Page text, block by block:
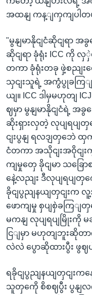
အထနျ ကန့ျကှကျပါတ
"မွနျမာနိုငျငံဆိုငျရာ
ဆိုငျရာ ခုံရုံး ICC ကို လှှဲ
တကာ ခုံရုံးတခု ဖှဲ့စညျး
သှငျးသူရဲ့ အကွံပွုခကြျ
ယျ။ ICC ဒါမှမဟုတျ
ဈမှာ မွနျမာနိုငျငံရဲ့ အ
ဆိုးရှားလှတဲ့ လုပျရပျတှ
ငျးပွနျ ရလဒျတှဘေဲ ထှက
ငံတကာ အသိုငျးအဝိုငျးကွ
ကျမှုတှေ ခိုငျမာ သခြေ
နေဲ့လညျး ဒီလုပျရပျတှ
ခိုငျပွညျနယျတှငျးက
ဖောကျမှု စှပျစှဲခကြျ
မကနျ လုပျရပျမြိုးကို
ငြျမှာ မဟုတျဘူးဆိုတ
လဲလဲ ပွောဆိုထားပွီး ဖွဈ
ရခိုငျပွညျနယျတှငျးက
သူတှကေို စိစဈပွီး ပွနျလ